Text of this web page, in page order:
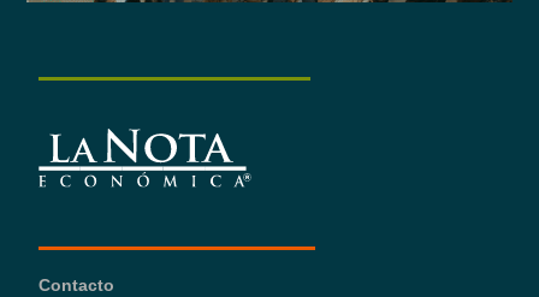
Contacto